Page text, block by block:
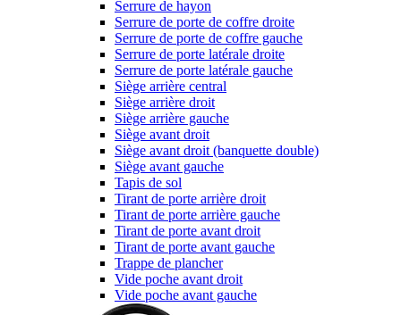
Serrure de hayon
Serrure de porte de coffre droite
Serrure de porte de coffre gauche
Serrure de porte latérale droite
Serrure de porte latérale gauche
Siège arrière central
Siège arrière droit
Siège arrière gauche
Siège avant droit
Siège avant droit (banquette double)
Siège avant gauche
Tapis de sol
Tirant de porte arrière droit
Tirant de porte arrière gauche
Tirant de porte avant droit
Tirant de porte avant gauche
Trappe de plancher
Vide poche avant droit
Vide poche avant gauche